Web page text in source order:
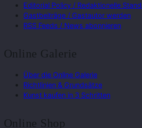
Editorial Policy / Redaktionelle
Gastbeiträge / Gastautor werden
RSS Feeds / News abonnieren
Online Galerie
Über die Online Galerie
Richtlinien & Grundsätze
Kunst kaufen in 3 Schritten
Online Shop